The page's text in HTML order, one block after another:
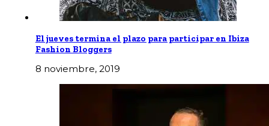
El jueves termina el plazo para participar en Ibiza
Fashion Bloggers
8 noviembre, 2019